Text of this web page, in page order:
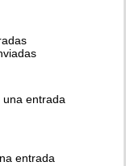
entrada
entrada